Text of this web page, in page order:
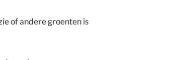
of andere groenten is